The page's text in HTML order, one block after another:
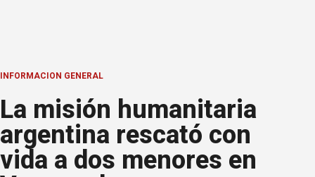
INFORMACION GENERAL
La misión humanitaria
argentina rescató con
vida a dos menores en